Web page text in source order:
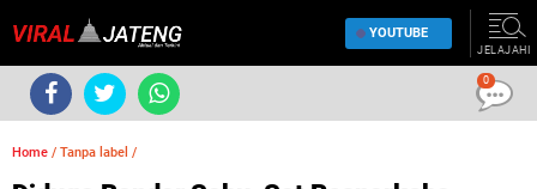
YOUTUBE
JELAJAHI
Home / Tanpa label /
0